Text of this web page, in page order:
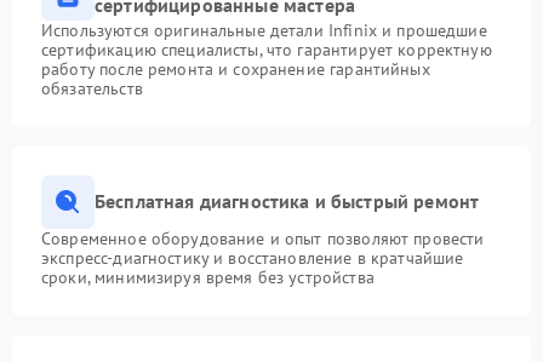
Используются оригинальные детали Infinix и прошедшие
сертификацию специалисты, что гарантирует корректную
работу после ремонта и сохранение гарантийных
обязательств
Бесплатная диагностика и быстрый ремонт
Современное оборудование и опыт позволяют провести
экспресс-диагностику и восстановление в кратчайшие
сроки, минимизируя время без устройства